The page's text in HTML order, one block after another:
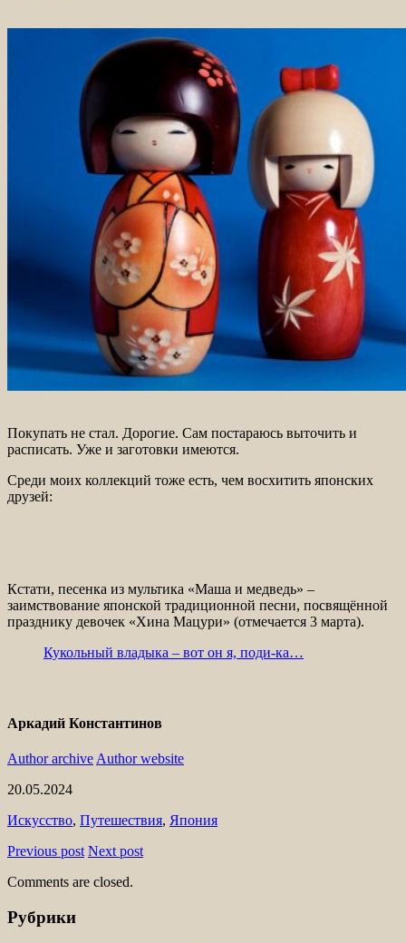
Покупать не стал. Дорогие. Сам постараюсь выточить и
расписать. Уже и заготовки имеются.
Среди моих коллекций тоже есть, чем восхитить японских
друзей:
Кстати, песенка из мультика «Маша и медведь» –
заимствование японской традиционной песни, посвящённой
празднику девочек «Хина Мацури» (отмечается 3 марта).
Кукольный владыка – вот он я, поди-ка…
Аркадий Константинов
Author archive Author website
20.05.2024
Искусство, Путешествия, Япония
Previous post Next post
Comments are closed.
Рубрики